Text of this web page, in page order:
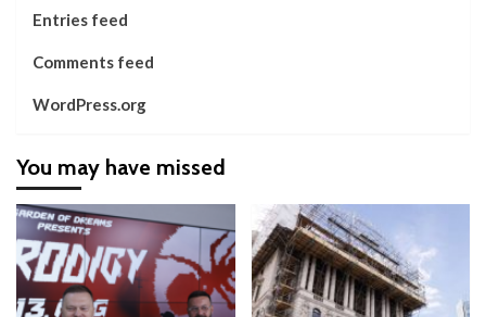
Entries feed
Comments feed
WordPress.org
You may have missed